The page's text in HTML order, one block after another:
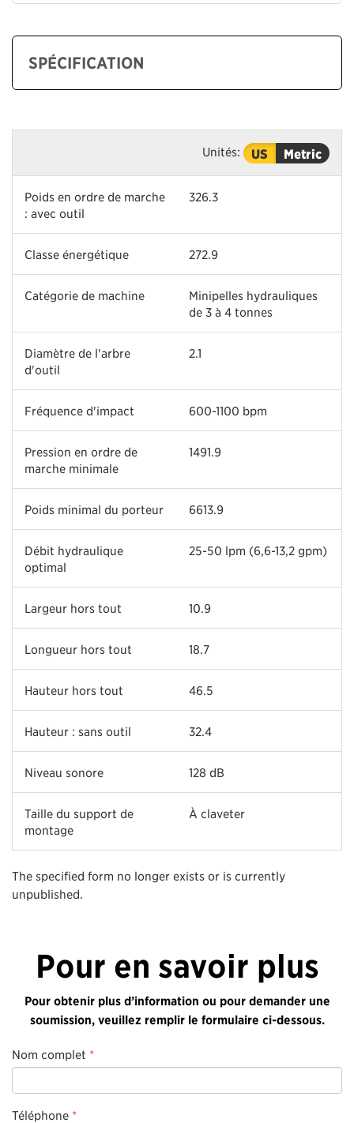
SPÉCIFICATION
Unités: US Metric
Poids en ordre de marche
: avec outil
326.3
Classe énergétique 272.9
Catégorie de machine
Minipelles hydrauliques
de 3 à 4 tonnes
Diamètre de l'arbre
d'outil
2.1
Fréquence d'impact 600-1100 bpm
Pression en ordre de
marche minimale
1491.9
Poids minimal du porteur 6613.9
Débit hydraulique
optimal
25-50 lpm (6,6-13,2 gpm)
Largeur hors tout 10.9
Longueur hors tout 18.7
Hauteur hors tout 46.5
Hauteur : sans outil 32.4
Niveau sonore 128 dB
Taille du support de
montage
À claveter
The specified form no longer exists or is currently
unpublished.
Pour en savoir plus
Pour obtenir plus d’information ou pour demander une
soumission, veuillez remplir le formulaire ci-dessous.
Nom complet *
Téléphone *